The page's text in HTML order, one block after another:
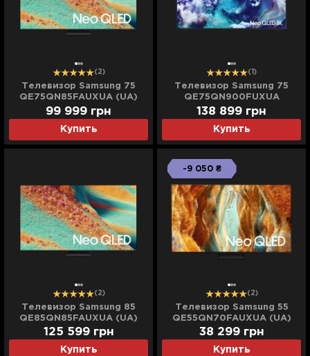
(2)
Телевизор Samsung 75
QE75QN85FAUXUA (UA)
Купить
99 999 грн
(1)
Телевизор Samsung 75
QE75QN900FUXUA
Купить
138 899 грн
(2)
Телевизор Samsung 85
QE85QN85FAUXUA (UA)
Купить
125 599 грн
-9 050 ₴
(2)
Телевизор Samsung 55
QE55QN70FAUXUA (UA)
Купить
38 299 грн